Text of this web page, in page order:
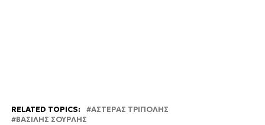
RELATED TOPICS:
ΑΣΤΕΡΑΣ ΤΡΙΠΟΛΗΣ
ΒΑΣΙΛΗΣ ΣΟΥΡΛΗΣ